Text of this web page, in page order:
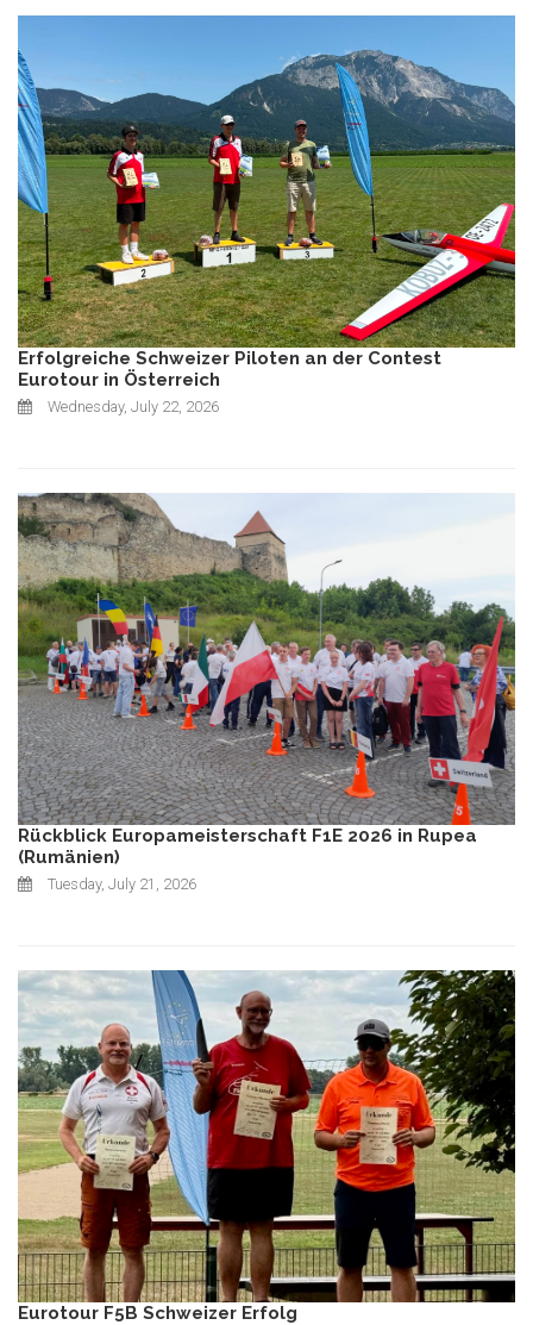
Erfolgreiche Schweizer Piloten an der Contest
Eurotour in Österreich
Wednesday, July 22, 2026
Rückblick Europameisterschaft F1E 2026 in Rupea
(Rumänien)
Tuesday, July 21, 2026
Eurotour F5B Schweizer Erfolg